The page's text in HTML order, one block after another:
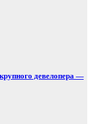
девелопера —